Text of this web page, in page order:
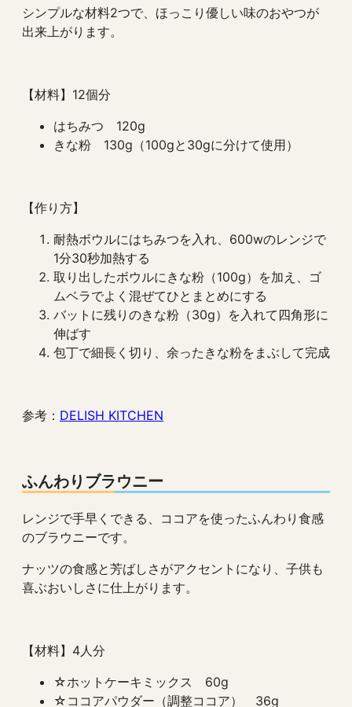
シンプルな材料2つで、ほっこり優しい味のおやつが
出来上がります。
【材料】12個分
はちみつ 120g
きな粉 130g（100gと30gに分けて使用）
【作り方】
耐熱ボウルにはちみつを入れ、600wのレンジで
1分30秒加熱する
取り出したボウルにきな粉（100g）を加え、ゴ
ムベラでよく混ぜてひとまとめにする
バットに残りのきな粉（30g）を入れて四角形に
伸ばす
包丁で細長く切り、余ったきな粉をまぶして完成
参考： DELISH KITCHEN
ふんわりブラウニー
レンジで手早くできる、ココアを使ったふんわり食感
のブラウニーです。
ナッツの食感と芳ばしさがアクセントになり、子供も
喜ぶおいしさに仕上がります。
【材料】4人分
☆ホットケーキミックス 60g
☆ココアパウダー（調整ココア） 36g